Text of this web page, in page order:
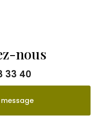
nous
33 40
message